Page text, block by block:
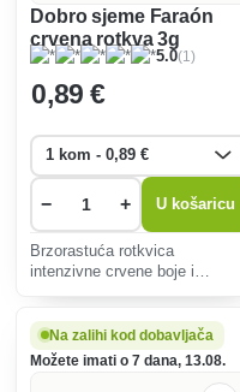
Dobro sjeme Faraón
crvena rotkva 3g
5.0(1)
0,89 €
− + U košaricu
Brzorastuća rotkvica
intenzivne crvene boje i
Otporan na bolesti, pogodan za
salate i kao zdrav međuobrok.
Na zalihi kod dobavljača
Možete imati o 7 dana, 13.08.